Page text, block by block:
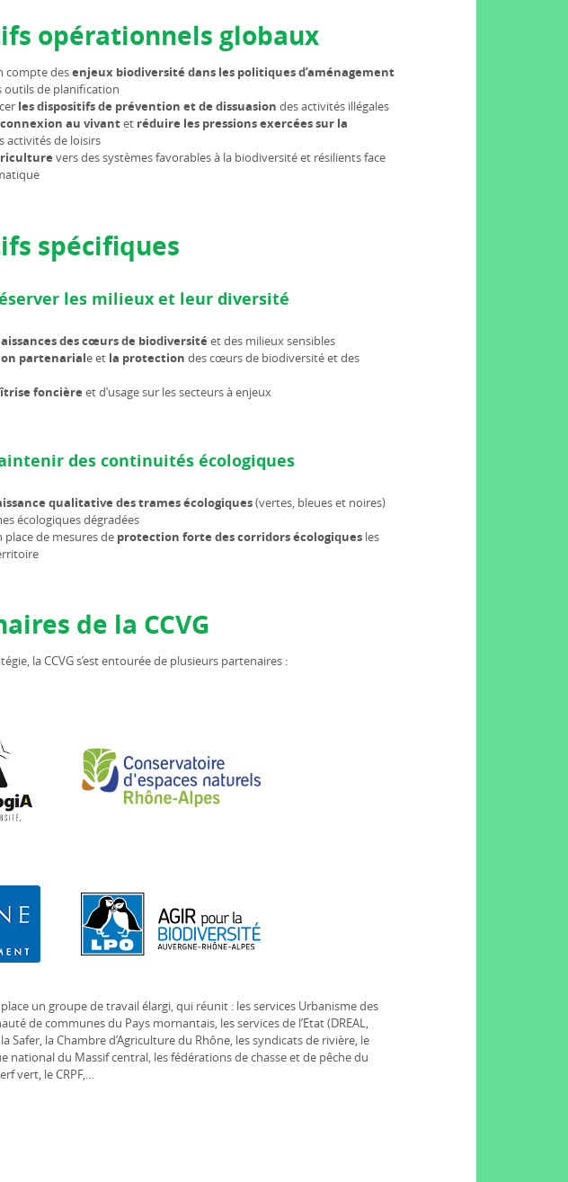
opérationnels globaux
compte desenjeux biodiversité dans les politiques d’aménagement
outils de planification
les dispositifs de prévention et de dissuasion des activités illégales
au vivantet réduire les pressions exercées sur la
activités de loisirs
vers des systèmes favorables à la biodiversité et résilients face
spécifiques
les milieux et leur diversité
des cœurs de biodiversité et des milieux sensibles
partenariale et la protection des cœurs de biodiversité et des
foncière et d’usage sur les secteurs à enjeux
des continuités écologiques
qualitative des trames écologiques(vertes, bleues et noires)
écologiques dégradées
place de mesures de protection forte des corridors écologiquesles
de la CCVG
la CCVG s’est entourée de plusieurs partenaires :
un groupe de travail élargi, qui réunit : les services Urbanisme des
de communes du Pays mornantais, les services de l’Etat (DREAL,
la Safer, la Chambre d’Agriculture du Rhône, les syndicats de rivière, le
national du Massif central, les fédérations de chasse et de pêche du
vert, le CRPF,…